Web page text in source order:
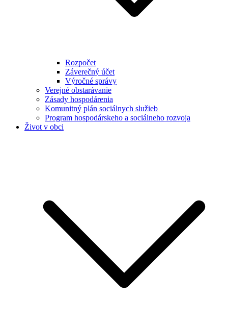
Rozpočet
Záverečný účet
Výročné správy
Verejné obstarávanie
Zásady hospodárenia
Komunitný plán sociálnych služieb
Program hospodárskeho a sociálneho rozvoja
Život v obci